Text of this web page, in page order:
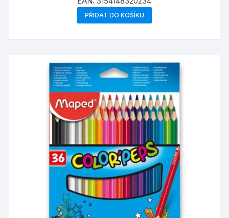
PŘIDAT DO KOŠÍKU